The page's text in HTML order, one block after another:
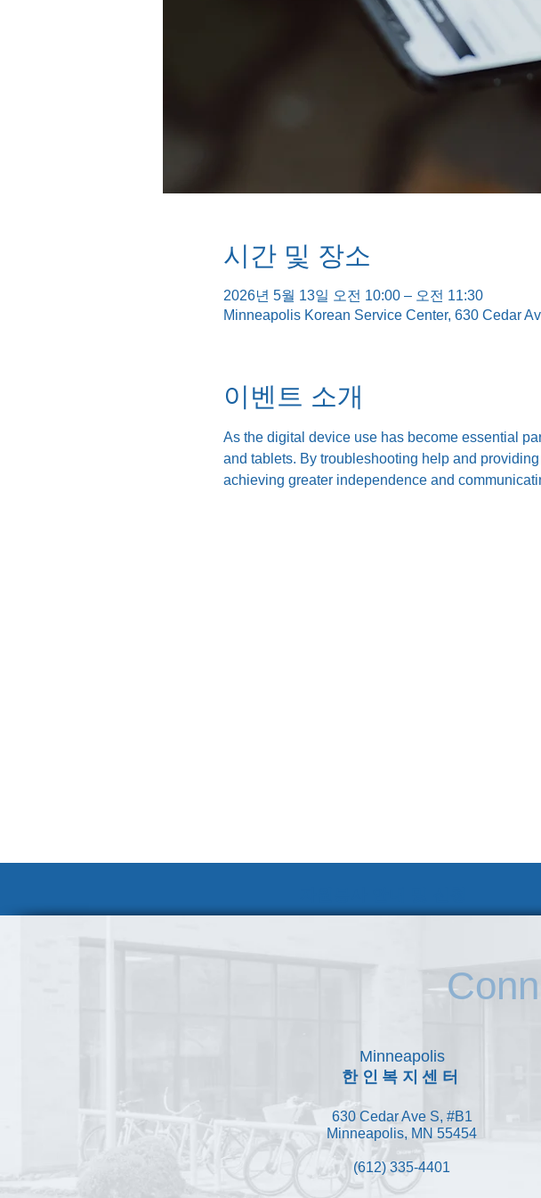
시간 및 장소
2026년 5월 13일 오전 10:00 – 오전 11:30
Minneapolis Korean Service Center, 630 Cedar
이벤트 소개
As the digital device use has become essential
and tablets. By troubleshooting help and
achieving greater independence and
Minneapolis
한인복지센터
630 Cedar Ave S, #B1
Minneapolis, MN 55454
(612) 335-4401